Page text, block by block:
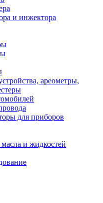
и инжектора
ареометры,
для приборов
и жидкостей